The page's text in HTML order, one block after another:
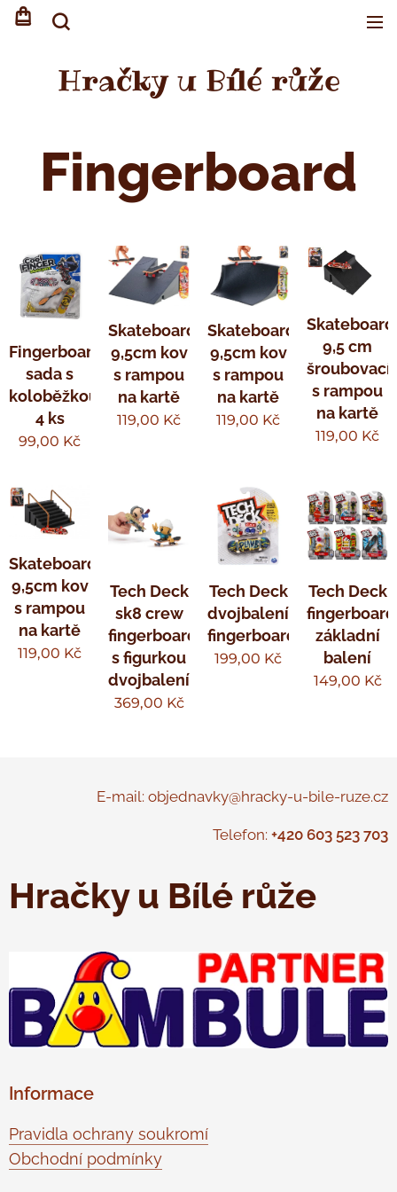
Hračky u Bílé růže
Fingerboard
Fingerboard
sada s
koloběžkou
4 ks
99,00 Kč
Skateboard
9,5cm kov
s rampou
na kartě
119,00 Kč
Skateboard
9,5cm kov
s rampou
na kartě
119,00 Kč
Skateboard
9,5 cm
šroubovací
s rampou
na kartě
119,00 Kč
Skateboard
9,5cm kov
s rampou
na kartě
119,00 Kč
Tech Deck
sk8 crew
fingerboard
s figurkou
dvojbalení
369,00 Kč
Tech Deck
dvojbalení
fingerboardů
199,00 Kč
Tech Deck
fingerboard
základní
balení
149,00 Kč
E-mail: objednavky@hracky-u-bile-ruze.cz
Telefon: +420 603 523 703
Hračky u Bílé růže
Informace
Pravidla ochrany soukromí
Obchodní podmínky